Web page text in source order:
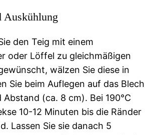
Auskühlung
den Teig mit einem
oder Löffel zu gleichmäßigen
wälzen Sie diese in
Sie beim Auflegen auf das Blech
Abstand (ca. 8 cm). Bei 190°C
10-12 Minuten bis die Ränder
Lassen Sie sie danach 5